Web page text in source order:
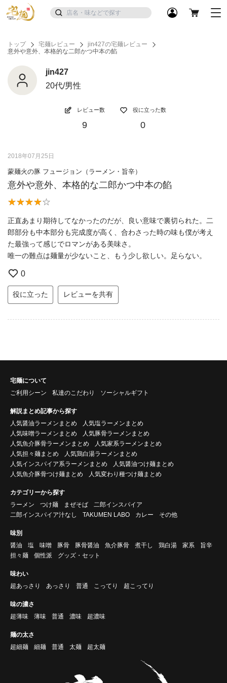
トップ 宅麺レビュー
jin427の宅麺レビュー
意外や意外、本格的な二郎かつ中本の餡
jin427
20代/男性
レビュー数
9
役に立った数
0
2018年07月25日
蒙麺火の豚 フュージョン（ラーメン・旨辛）
意外や意外、本格的な二郎かつ中本の餡
正直あまり期待してなかったのだが、良い意味で裏切られた。二
郎部分も中本部分も完成度が高く、合わさった時の味も僕が考え
た最強って感じでロマンがある美味さ。
唯一の難点は麺量が少ないこと、もう少し欲しい。足らない。
0
役に立った レビューを共有
宅麺について
ご利用シーン
私達のこだわり ソーシャルギフト
解説まとめ記事から探す
人気醤油ラーメンまとめ
人気塩ラーメンまとめ
人気味噌ラーメンまとめ
人気豚骨ラーメンまとめ
人気魚介豚骨ラーメンまとめ
人気家系ラーメンまとめ
人気担々麺まとめ
人気鶏白湯ラーメンまとめ
人気インスパイア系ラーメンまとめ
人気醤油つけ麺まとめ
人気魚介豚骨つけ麺まとめ
人気変わり種つけ麺まとめ
カテゴリーから探す
ラーメン
つけ麺 まぜそば
二郎インスパイア
二郎インスパイア汁なし
TAKUMEN LABO カレー その他
味別
醤油
塩 味噌 豚骨 豚骨醤油 魚介豚骨 煮干し 鶏白湯 家系
旨辛
担々麺
個性派 グッズ・セット
味わい
超あっさり
あっさり 普通 こってり 超こってり
味の濃さ
超薄味
薄味 普通 濃味 超濃味
麺の太さ
超細麺
細麺 普通 太麺 超太麺